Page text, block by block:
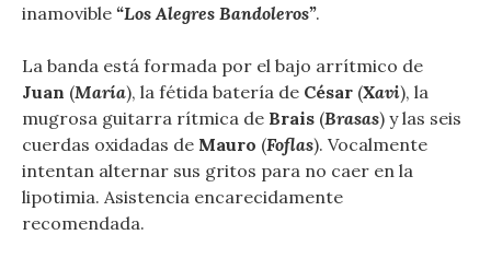
inamovible “Los Alegres Bandoleros”.
La banda está formada por el bajo arrítmico de
Juan (María), la fétida batería de César (Xavi), la
mugrosa guitarra rítmica de Brais (Brasas) y las seis
cuerdas oxidadas de Mauro (Foflas). Vocalmente
intentan alternar sus gritos para no caer en la
lipotimia. Asistencia encarecidamente
recomendada.